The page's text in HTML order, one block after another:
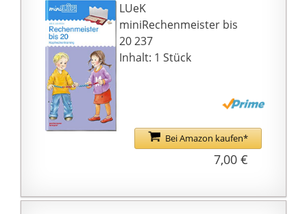
LUeK
miniRechenmeister bis
20 237
Inhalt: 1 Stück
Bei Amazon kaufen*
7,00 €